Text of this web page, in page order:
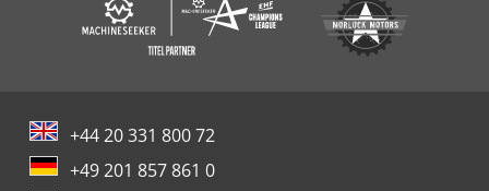
+44 20 331 800 72
+49 201 857 861 0